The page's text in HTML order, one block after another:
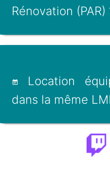
Rénovation (PAR)
Location
dans la même